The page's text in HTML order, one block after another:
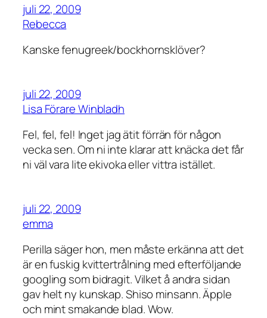
juli 22, 2009
Rebecca
Kanske fenugreek/bockhornsklöver?
juli 22, 2009
Lisa Förare Winbladh
Fel, fel, fel! Inget jag ätit förrän för någon
vecka sen. Om ni inte klarar att knäcka det får
ni väl vara lite ekivoka eller vittra istället.
juli 22, 2009
emma
Perilla säger hon, men måste erkänna att det
är en fuskig kvittertrålning med efterföljande
googling som bidragit. Vilket å andra sidan
gav helt ny kunskap. Shiso minsann. Äpple
och mint smakande blad. Wow.